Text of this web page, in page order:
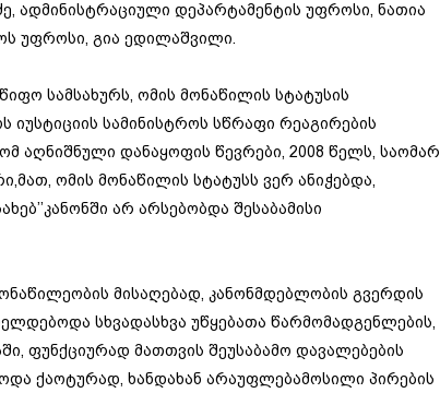
ადმინისტრაციული დეპარტამენტის უფროსი, ნათია
უფროსი, გია ედილაშვილი.
სამსახურს, ომის მონაწილის სტატუსის
სამინისტროს სწრაფი რეაგირების
აღნიშნული დანაყოფის წევრები, 2008 წელს, საომარ
ომის მონაწილის სტატუსს ვერ ანიჭებდა,
არ არსებობდა შესაბამისი
მისაღებად, კანონმდებლობის გვერდის
სხვადასხვა უწყებათა წარმომადგენლების,
ფუნქციურად მათთვის შეუსაბამო დავალებების
ქაოტურად, ხანდახან არაუფლებამოსილი პირების